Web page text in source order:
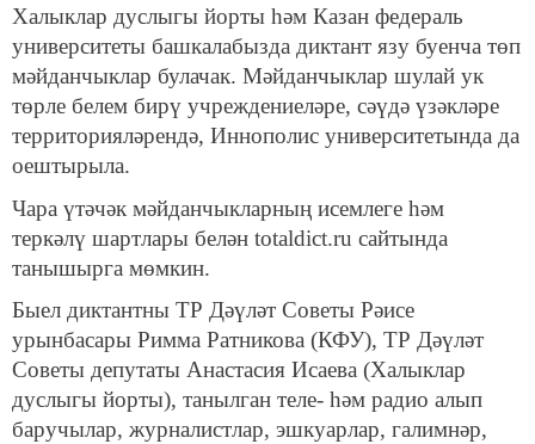
Халыклар дуслыгы йорты һәм Казан федераль
университеты башкалабызда диктант язу буенча төп
мәйданчыклар булачак. Мәйданчыклар шулай ук
төрле белем бирү учреждениеләре, сәүдә үзәкләре
территорияләрендә, Иннополис университетында да
оештырыла.
Чара үтәчәк мәйданчыкларның исемлеге һәм
теркәлү шартлары белән totaldict.ru сайтында
танышырга мөмкин.
Быел диктантны ТР Дәүләт Советы Рәисе
урынбасары Римма Ратникова (КФУ), ТР Дәүләт
Советы депутаты Анастасия Исаева (Халыклар
дуслыгы йорты), танылган теле- һәм радио алып
баручылар, журналистлар, эшкуарлар, галимнәр,